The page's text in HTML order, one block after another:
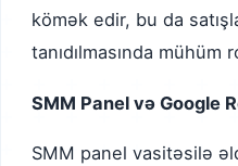
kömək edir, bu da
tanıdılmasında mühüm
SMM Panel və Google
SMM panel vasitəsilə